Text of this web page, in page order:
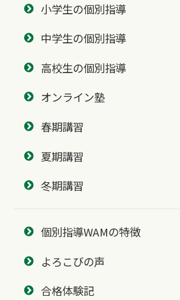
小学生の個別指導
中学生の個別指導
高校生の個別指導
オンライン塾
春期講習
夏期講習
冬期講習
個別指導WAMの特徴
よろこびの声
合格体験記